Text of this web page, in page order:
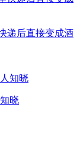
递后直接变成酒
晓